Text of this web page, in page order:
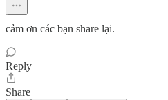
cảm ơn các bạn share lại.
Reply
Share